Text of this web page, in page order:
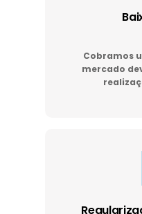
Cobramos
mercado